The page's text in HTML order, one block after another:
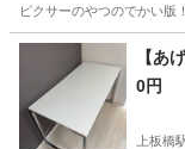
ピクサーのやつのでかい版
東京 港区 御成門
【あ
0円
上板橋